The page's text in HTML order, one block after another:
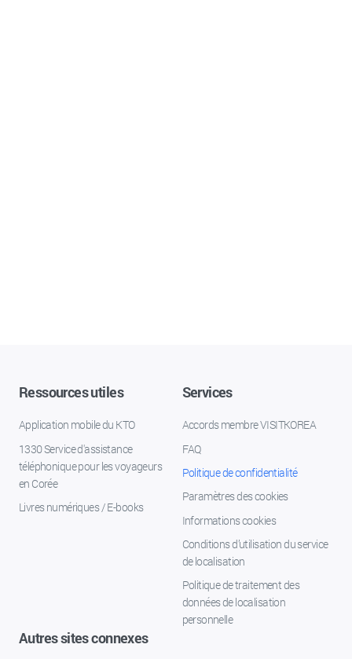
Ressources utiles
Application mobile du KTO
1330 Service d'assistance
téléphonique pour les voyageurs
en Corée
Livres numériques / E-books
Services
Accords membre VISITKOREA
FAQ
Politique de confidentialité
Paramètres des cookies
Informations cookies
Conditions d’utilisation du service
de localisation
Politique de traitement des
données de localisation
personnelle
Autres sites connexes